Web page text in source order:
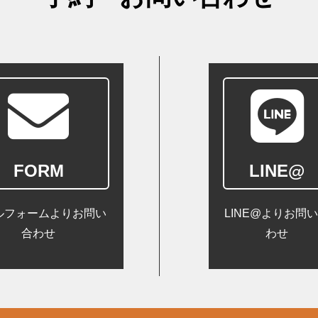
FORM
フォームよりお問い
合わせ
LINE@
LINE@よりお問
わせ